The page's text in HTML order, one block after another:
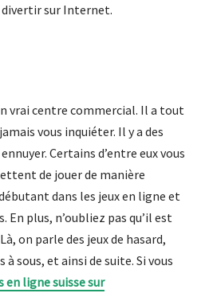
divertir sur Internet.
vrai centre commercial. Il a tout
vous inquiéter. Il y a des
Certains d’entre eux vous
de jouer de manière
dans les jeux en ligne et
plus, n’oubliez pas qu’il est
on parle des jeux de hasard,
sous, et ainsi de suite. Si vous
en ligne suisse sur